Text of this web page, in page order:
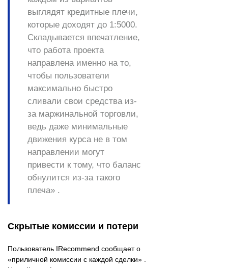
выглядят кредитные плечи,
которые доходят до 1:5000.
Складывается впечатление,
что работа проекта
направлена именно на то,
чтобы пользователи
максимально быстро
сливали свои средства из-
за маржинальной торговли,
ведь даже минимальные
движения курса не в том
направлении могут
привести к тому, что баланс
обнулится из-за такого
плеча» .
Скрытые комиссии и потери
Пользователь IRecommend сообщает о
«приличной комиссии с каждой сделки» .